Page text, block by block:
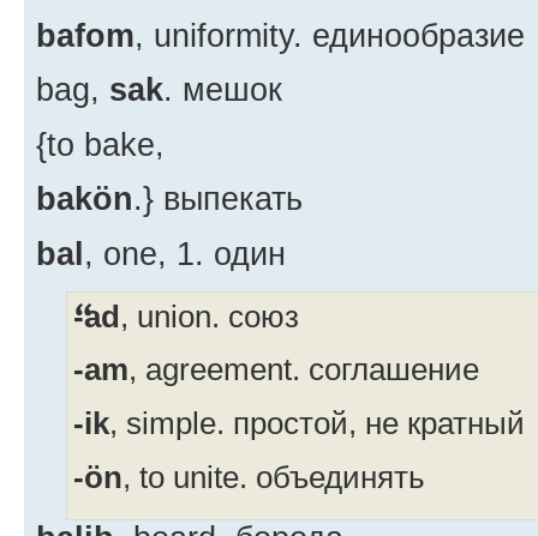
bafom, uniformity. единообразие
bag, sak. мешок
{to bake,
bakön.} выпекать
bal, one, 1. один
-ad, union. союз
-am, agreement. соглашение
-ik, simple. простой, не кратный
-ön, to unite. объединять